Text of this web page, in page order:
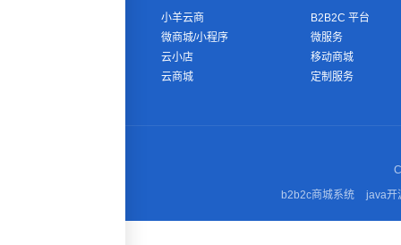
小羊云商
微商城/小程序
云小店
云商城
B2B2C 平台
微服务
移动商城
定制服务
b2b2c商城系统
java开